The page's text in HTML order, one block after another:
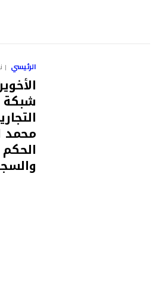
الرئيسي
شبكة
محمد
الحكم